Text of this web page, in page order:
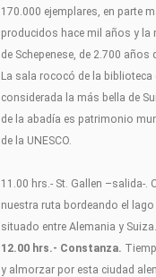
170.000 ejemplares, en parte
producidos hace mil años y la
de Schepenese, de 2.700 años
La sala rococó de la biblioteca
considerada la más bella de
de la abadía es patrimonio
de la UNESCO.
11.00 hrs.- St. Gallen –salida-.
nuestra ruta bordeando el lago
situado entre Alemania y Suiza.
12.00 hrs.- Constanza.
y almorzar por esta ciudad